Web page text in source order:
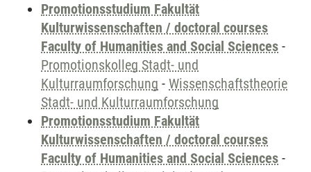
Promotionsstudium Fakultät
Kulturwissenschaften / doctoral courses
Faculty of Humanities and Social Sciences -
Promotionskolleg Stadt- und
Kulturraumforschung - Wissenschaftstheorie
Stadt- und Kulturraumforschung
Promotionsstudium Fakultät
Kulturwissenschaften / doctoral courses
Faculty of Humanities and Social Sciences -